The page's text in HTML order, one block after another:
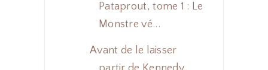
Pataprout, tome 1 : Le
Monstre vé...
Avant de le laisser